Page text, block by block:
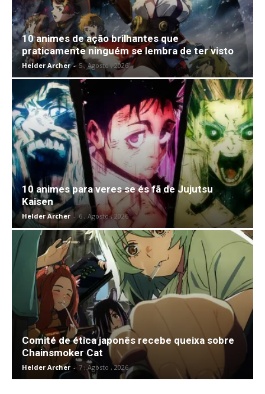
10 animes de ação brilhantes que
praticamente ninguém se lembra de ter visto
Helder Archer - 5 , Agosto , 2026
10 animes para veres se és fã de Jujutsu
Kaisen
Helder Archer - 6 , Agosto , 2026
Comité de ética japonês recebe queixa sobre
Chainsmoker Cat
Helder Archer - 7 , Agosto , 2026